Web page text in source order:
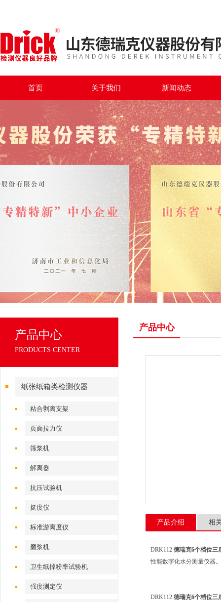
首页 关于我们 新闻动态
产品中心
PRODUCTS CENTER
纸张纸箱类检测仪器
粘合剥离支架
页面拉力仪
筛浆机
解离器
抗压试验机
挺度仪
标准游离度仪
磨浆机
卫生纸掉粉率试验机
强度测定仪
产品中心
产品介绍 相
DRK112 德瑞克6个档位三
性能数字化水分测量仪器。
DRK112 德瑞克6个档位三